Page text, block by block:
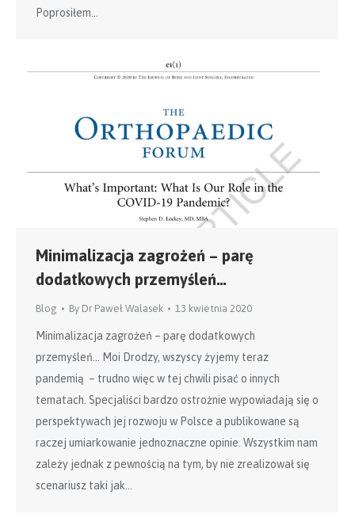
Poprosiłem…
Minimalizacja zagrożeń – parę
dodatkowych przemyśleń…
Blog By Dr Paweł Walasek 13 kwietnia 2020
Minimalizacja zagrożeń – parę dodatkowych
przemyśleń… Moi Drodzy, wszyscy żyjemy teraz
pandemią – trudno więc w tej chwili pisać o innych
tematach. Specjaliści bardzo ostrożnie wypowiadają się o
perspektywach jej rozwoju w Polsce a publikowane są
raczej umiarkowanie jednoznaczne opinie. Wszystkim nam
zależy jednak z pewnością na tym, by nie zrealizował się
scenariusz taki jak…